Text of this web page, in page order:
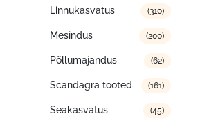
Linnukasvatus (310)
Mesindus (200)
Põllumajandus (62)
Scandagra tooted (161)
Seakasvatus (45)